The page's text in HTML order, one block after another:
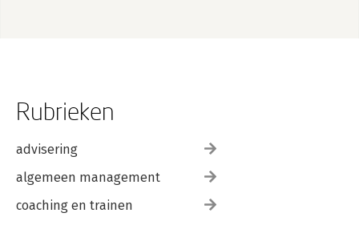
Rubrieken
advisering
algemeen management
coaching en trainen